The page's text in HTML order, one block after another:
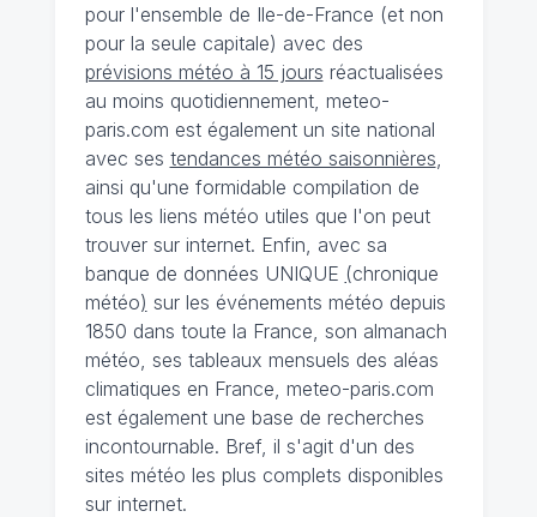
pour l'ensemble de Ile-de-France (et non
pour la seule capitale) avec des
prévisions météo à 15 jours réactualisées
au moins quotidiennement, meteo-
paris.com est également un site national
avec ses tendances météo saisonnières
ainsi qu'une formidable compilation de
tous les liens météo utiles que l'on peut
trouver sur internet. Enfin, avec sa
banque de données UNIQUE (chronique
météo) sur les événements météo depuis
1850 dans toute la France, son almanach
météo, ses tableaux mensuels des aléas
climatiques en France, meteo-paris.com
est également une base de recherches
incontournable. Bref, il s'agit d'un des
sites météo les plus complets disponibles
sur internet.